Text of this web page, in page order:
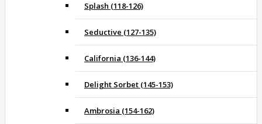
Splash (118-126)
Seductive (127-135)
California (136-144)
Delight Sorbet (145-153)
Ambrosia (154-162)